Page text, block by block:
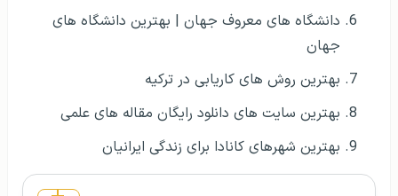
دانشگاه های معروف جهان | بهترین دانشگاه های
جهان
بهترین روش های کاریابی در ترکیه
بهترین سایت های دانلود رایگان مقاله های علمی
بهترین شهرهای کانادا برای زندگی ایرانیان